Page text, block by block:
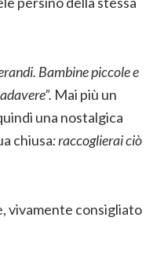
Bambine piccole e
Mai più un
una nostalgica
chiusa: raccoglierai ciò
vivamente consigliato